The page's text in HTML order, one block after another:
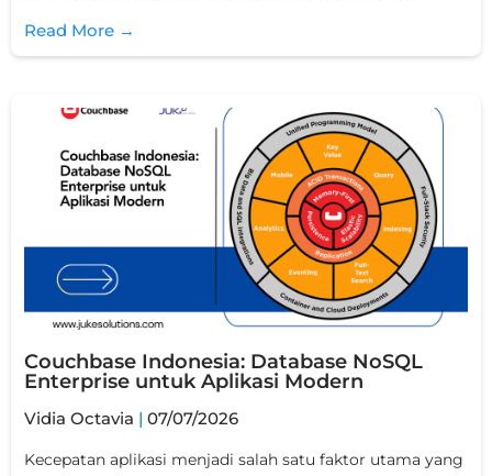
Read More →
Couchbase Indonesia: Database NoSQL
Enterprise untuk Aplikasi Modern
Vidia Octavia 07/07/2026
Kecepatan aplikasi menjadi salah satu faktor utama yang